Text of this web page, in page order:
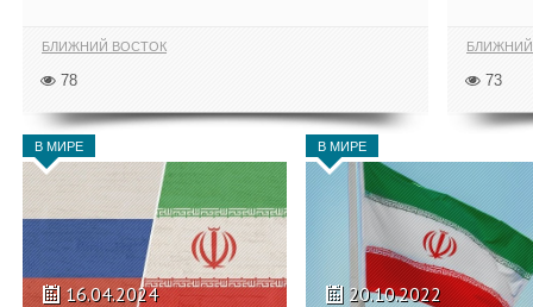
БЛИЖНИЙ ВОСТОК
78 73
В МИРЕ
16.04.2024
В МИРЕ
20.10.2022